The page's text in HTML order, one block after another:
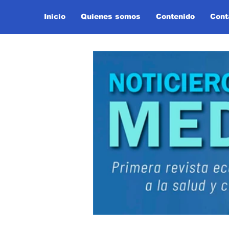
Inicio Quienes somos Contenido